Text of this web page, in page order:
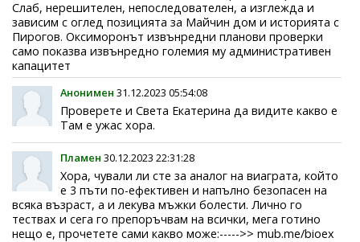
Слаб, нерешителен, непоследователен, а изглежда и
зависим с оглед позицията за Майчин дом и историята с
Пирогов. Оксиморонът извънредни планови проверки
само показва извънредно големия му административен
капацитет
Анонимен 31.12.2023 05:54:08
Проверете и Света Екатерина да видите какво е
Там е ужас хора.
Пламен 30.12.2023 22:31:28
Хора, чували ли сте за аналог на виаграта, който
е 3 пъти по-ефективен и напълно безопасен на
всяка възраст, а и лекува мъжки болести. Лично го
тествах и сега го препоръчвам на всички, мега готино
нещо е, прочетете сами какво може:----->> mub.me/bioex